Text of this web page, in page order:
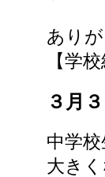
あり
【学
３月
中学
大き